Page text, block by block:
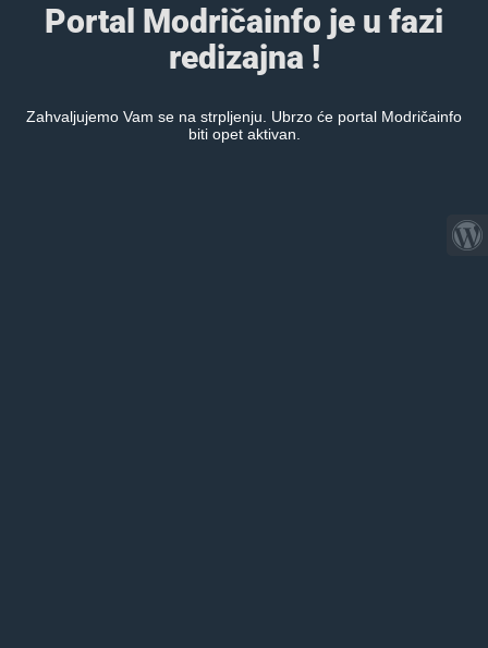
Portal Modričainfo je u fazi
redizajna !
Zahvaljujemo Vam se na strpljenju. Ubrzo će portal Modričainfo
biti opet aktivan.